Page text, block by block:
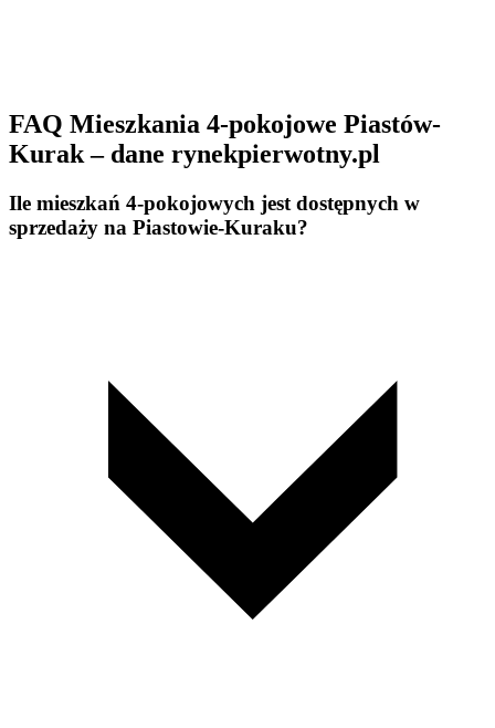
FAQ Mieszkania 4-pokojowe Piastów-
Kurak – dane rynekpierwotny.pl
Ile mieszkań 4-pokojowych jest dostępnych w
sprzedaży na Piastowie-Kuraku?